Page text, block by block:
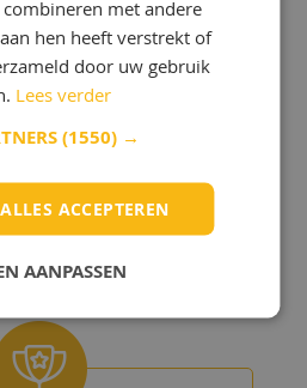
ADVIES
u bij het kiezen
zodat u het
voertuig of machine
met andere
hen heeft verstrekt of
door uw gebruik
Lees verder
(1550) →
ALLES ACCEPTEREN
AANPASSEN